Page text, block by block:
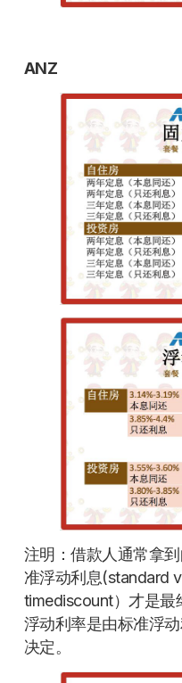
ANZ
注明：借款人通常拿
准浮动利息(standard
timediscount）才是最
浮动利率是由标准浮
决定。